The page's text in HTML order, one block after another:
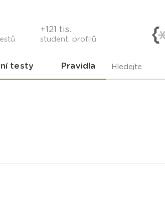
+121 tis.
student. profilů
testy Pravidla